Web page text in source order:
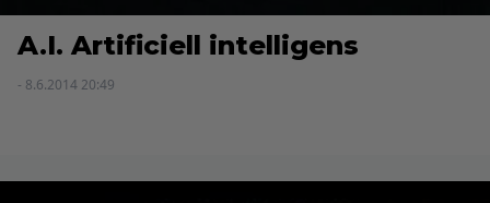
A.I. Artificiell intelligens
- 8.6.2014 20:49